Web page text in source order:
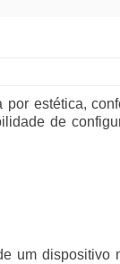
estética,
de
um dispositivo